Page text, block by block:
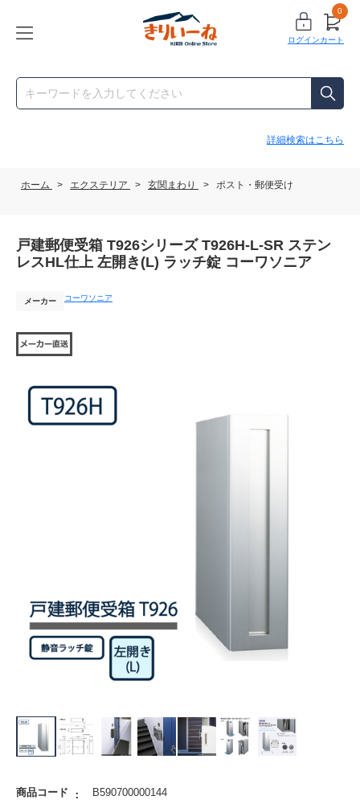
ログイン
0
カート
詳細検索はこちら
ホーム > エクステリア > 玄関まわり > ポスト・郵便受け
戸建郵便受箱 T926シリーズ T926H-L-SR ステン
レスHL仕上 左開き(L) ラッチ錠 コーワソニア
メーカー コーワソニア
商品コード B590700000144